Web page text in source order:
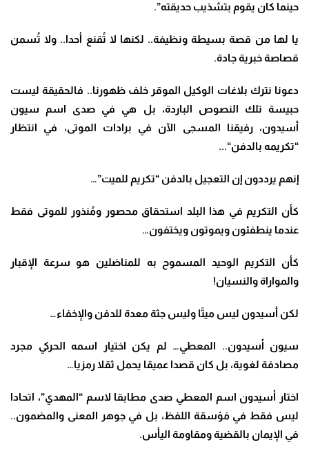
حينما كان يقوم بتشذيب حديقته”.
يا لها من قصة بسيطة ونظيفة.. لكنها لا تُقنع أحدا.. ولا تُسمن
قصاصة خبرية جادة.
دعونا نترك بلاغات الوكيل الموقر خلف ظهورنا.. فالحقيقة ليست
حبيسة تلك النصوص الباردة، بل هي في صدى اسم سيون
أسيدون، رفيقنا المسجى الآن في برادات الموتى، في انتظار
“تكريمه بالدفن“..
.
إنهم يرددون إن التعجيل بالدفن “تكريم للميت”…
كأن التكريم في هذا البلد استحقاق محصور ومُنذور للموتى فقط
عندما ينطفئون ويموتون ويختفون…
كأن التكريم الوحيد المسموح به للمناضلين هو سرعة الإقبار
والمواراة والنسيان!
لكن أسيدون ليس ميتًا وليس جثة معدة للدفن والإخفاء…
سيون أسيدون.. المعطي… لم يكن اختيار اسمه الحركي مجرد
مصادفة لغوية، بل كان قصدا عميقا يحمل ثقلا رمزيا…
اختار أسيدون اسم المعطي صدى مطابقا لاسم “المهدي”، اتحادا
ليس فقط في مَوْسقة اللفظ، بل في جوهر المعنى والمضمون..
في الإيمان بالقضية ومقاومة اليأس.